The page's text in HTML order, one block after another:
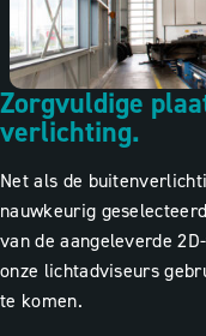
Zorgvuldige
verlichting.
Net als de
nauwkeurig
van de aangeleverde
onze lichtadviseurs
te komen.